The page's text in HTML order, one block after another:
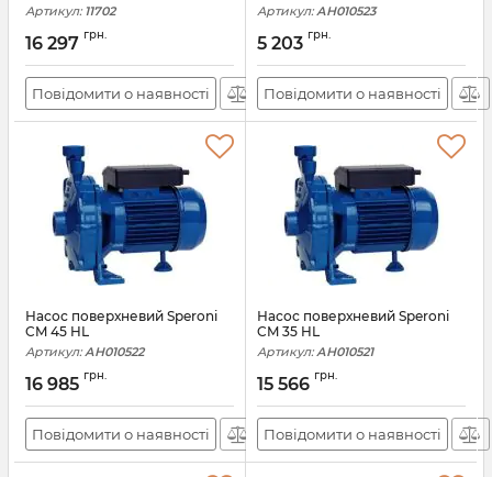
Артикул: 11702
16 297 грн.
Повідомити о наявності
Артикул: АН010523
5 203 грн.
Повідомити о наявності
Насос поверхневий Speroni
CM 45 HL
Артикул: АН010522
16 985 грн.
Повідомити о наявності
Насос поверхневий Speroni
CM 35 HL
Артикул: АН010521
15 566 грн.
Повідомити о наявності